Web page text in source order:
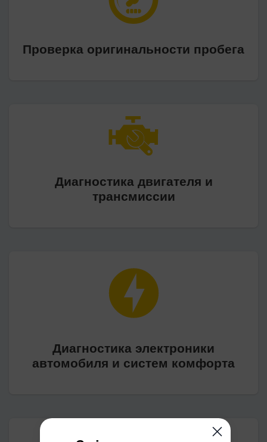
Проверка оригинальности пробега
Диагностика двигателя и
трансмиссии
Диагностика электроники
автомобиля и систем комфорта